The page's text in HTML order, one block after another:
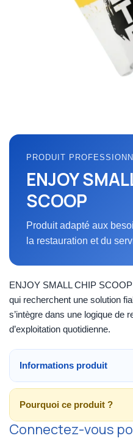
PRODUIT
ENJOY
SCOOP
Produit adapté aux
la restauration et du
ENJOY SMALL CHIP
qui recherchent une solution
s’intègre dans une logique de
d’exploitation quotidienne.
Informations produit
Pourquoi ce produit ?
Connectez-vous